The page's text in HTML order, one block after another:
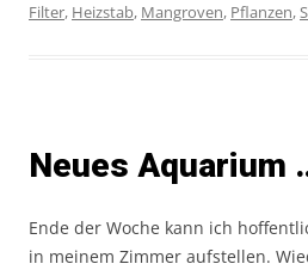
Filter, Heizstab, Mangroven, Pflanzen,
Neues Aquarium
Ende der Woche kann ich
in meinem Zimmer aufstellen.